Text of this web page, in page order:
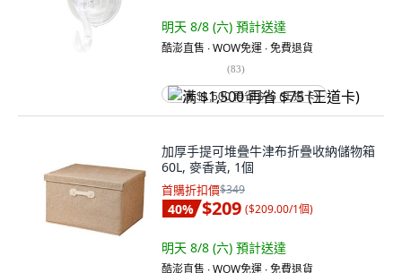
明天 8/8 (六) 預計送達
酷澎直售 ∙ WOW免運 ∙ 免費退貨
(83)
满 $1,500 再省 $75 (王道卡)
加厚手提可堆疊牛津布折疊收納儲物箱
60L, 麥香黃, 1個
首購折扣價$349
40% $209 ($209.00/1個)
明天 8/8 (六) 預計送達
酷澎直售 ∙ WOW免運 ∙ 免費退貨